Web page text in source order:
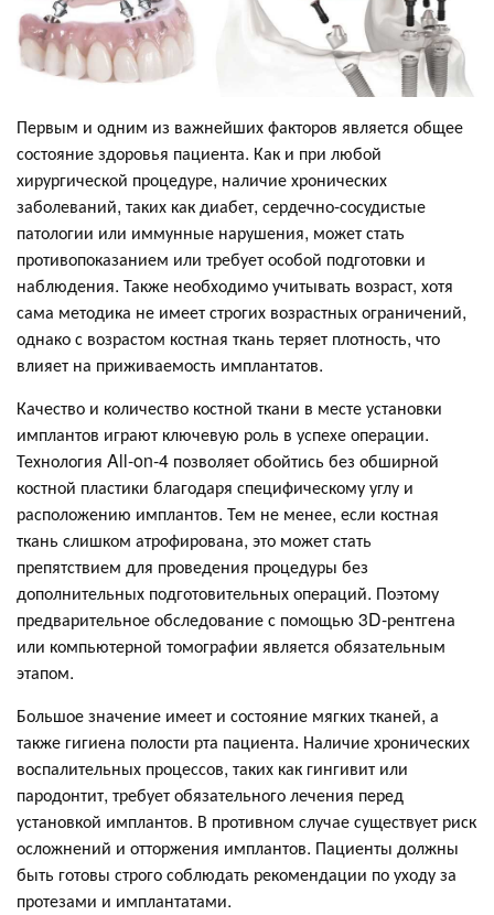
Первым и одним из важнейших факторов является общее
состояние здоровья пациента. Как и при любой
хирургической процедуре, наличие хронических
заболеваний, таких как диабет, сердечно-сосудистые
патологии или иммунные нарушения, может стать
противопоказанием или требует особой подготовки и
наблюдения. Также необходимо учитывать возраст, хотя
сама методика не имеет строгих возрастных ограничений,
однако с возрастом костная ткань теряет плотность, что
влияет на приживаемость имплантатов.
Качество и количество костной ткани в месте установки
имплантов играют ключевую роль в успехе операции.
Технология All-on-4 позволяет обойтись без обширной
костной пластики благодаря специфическому углу и
расположению имплантов. Тем не менее, если костная
ткань слишком атрофирована, это может стать
препятствием для проведения процедуры без
дополнительных подготовительных операций. Поэтому
предварительное обследование с помощью 3D-рентгена
или компьютерной томографии является обязательным
этапом.
Большое значение имеет и состояние мягких тканей, а
также гигиена полости рта пациента. Наличие хронических
воспалительных процессов, таких как гингивит или
пародонтит, требует обязательного лечения перед
установкой имплантов. В противном случае существует риск
осложнений и отторжения имплантов. Пациенты должны
быть готовы строго соблюдать рекомендации по уходу за
протезами и имплантатами.